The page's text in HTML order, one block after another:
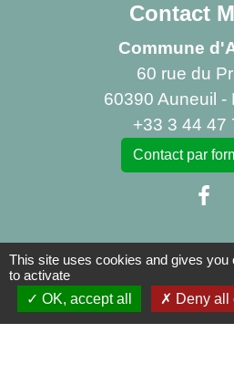
Contact
Commune
60 rue du
60390 Auneuil -
+33 3 44 47
Contact par
Liens
Centre Social Rural La
This site uses cookies and gives you
to activate
OK, accept all
Deny all